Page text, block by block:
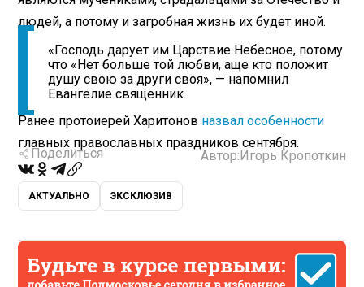
людей, а потому и загробная жизнь их будет иной.
«Господь дарует им Царствие Небесное, потому
что «Нет больше той любви, аще кто положит
душу свою за други своя», — напомнил
Евангелие священник.
Ранее протоиерей Харитонов назвал особенности
главных православных праздников сентября.
Поделиться Автор: Игорь Кропоткин
АКТУАЛЬНО ЭКСКЛЮЗИВ